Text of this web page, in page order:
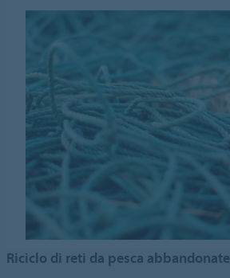
Riciclo di reti da pesca abbandonate